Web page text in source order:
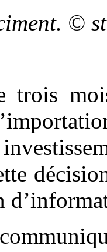
©